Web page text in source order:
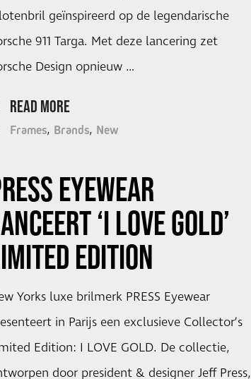
geïnspireerd op de legendarische
911 Targa. Met deze lancering zet
Design opnieuw …
READ MORE
Frames Brands New
EYEWEAR
‘I LOVE GOLD’
EDITION
Yorks luxe brilmerk PRESS Eyewear
in Parijs een exclusieve Collector’s
Edition: I LOVE GOLD. De collectie,
door president & designer Jeff Press,